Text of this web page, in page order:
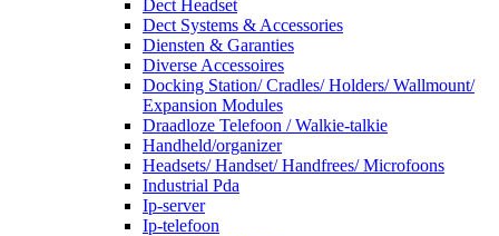
Dect Headset
Dect Systems & Accessories
Diensten & Garanties
Diverse Accessoires
Docking Station/ Cradles/ Holders/ Wallmount/
Expansion Modules
Draadloze Telefoon / Walkie-talkie
Handheld/organizer
Headsets/ Handset/ Handfrees/ Microfoons
Industrial Pda
Ip-server
Ip-telefoon